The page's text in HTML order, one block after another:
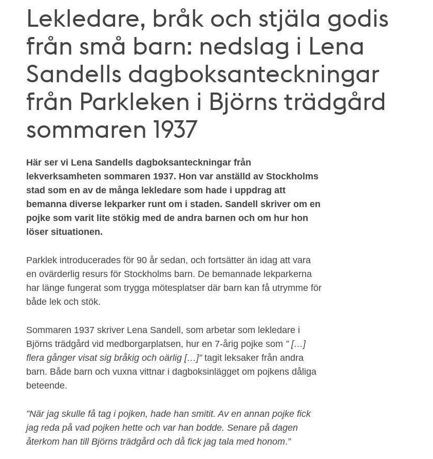
Lekledare, bråk och stjäla godis
från små barn: nedslag i Lena
Sandells dagboksanteckningar
från Parkleken i Björns trädgård
sommaren 1937
Här ser vi Lena Sandells dagboksanteckningar från
lekverksamheten sommaren 1937. Hon var anställd av Stockholms
stad som en av de många lekledare som hade i uppdrag att
bemanna diverse lekparker runt om i staden. Sandell skriver om en
pojke som varit lite stökig med de andra barnen och om hur hon
löser situationen.
Parklek introducerades för 90 år sedan, och fortsätter än idag att vara
en ovärderlig resurs för Stockholms barn. De bemannade lekparkerna
har länge fungerat som trygga mötesplatser där barn kan få utrymme för
både lek och stök.
Sommaren 1937 skriver Lena Sandell, som arbetar som lekledare i
Björns trädgård vid medborgarplatsen, hur en 7-årig pojke som ” […]
flera gånger visat sig bråkig och oärlig […]”tagit leksaker från andra
barn. Både barn och vuxna vittnar i dagboksinlägget om pojkens dåliga
beteende.
”När jag skulle få tag i pojken, hade han smitit. Av en annan pojke fick
jag reda på vad pojken hette och var han bodde. Senare på dagen
återkom han till Björns trädgård och då fick jag tala med honom.”